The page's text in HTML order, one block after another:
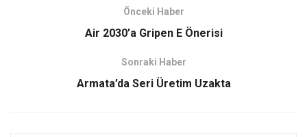
Önceki Haber
Air 2030’a Gripen E Önerisi
Sonraki Haber
Armata’da Seri Üretim Uzakta